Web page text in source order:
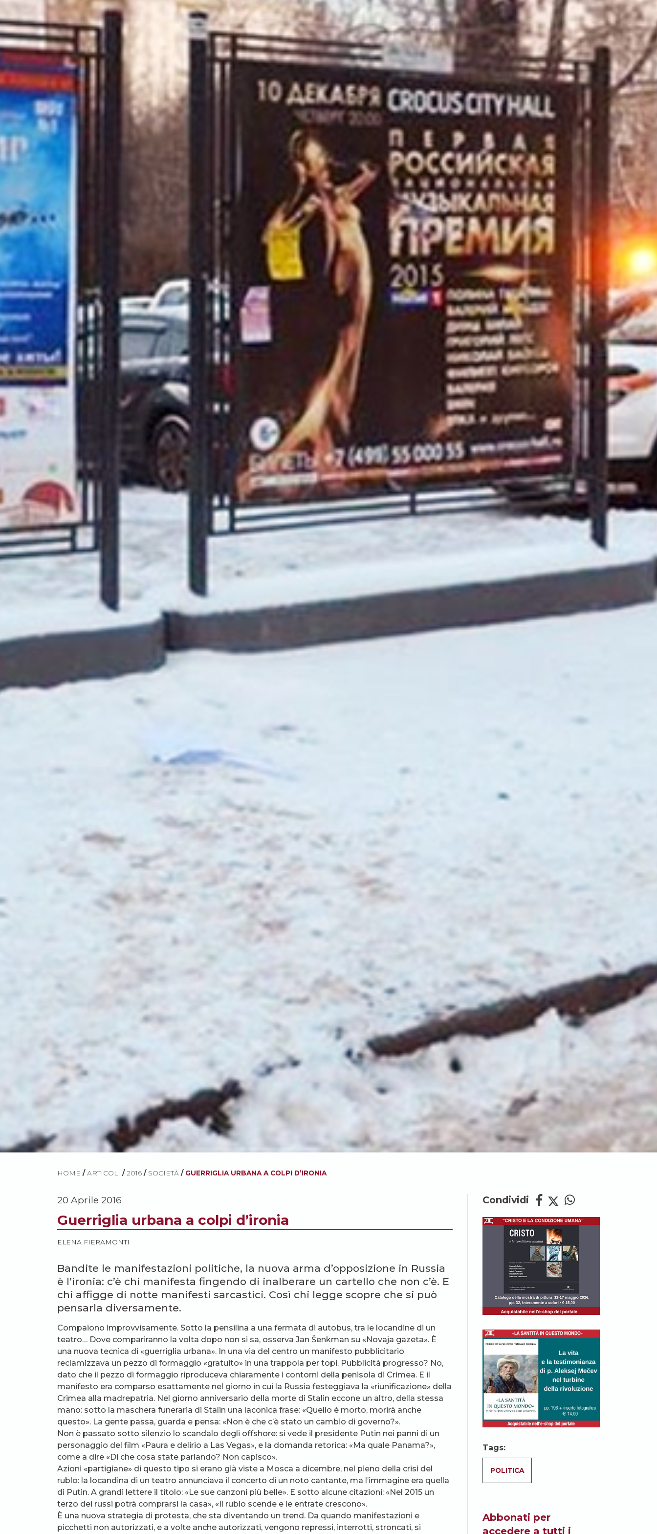
HOME / ARTICOLI / 2016 / SOCIETÀ / GUERRIGLIA URBANA A COLPI D’IRONIA
20 Aprile 2016
Guerriglia urbana a colpi d’ironia
ELENA FIERAMONTI
Bandite le manifestazioni politiche, la nuova arma d’opposizione in Russia
è l’ironia: c’è chi manifesta fingendo di inalberare un cartello che non c’è. E
chi affigge di notte manifesti sarcastici. Così chi legge scopre che si può
pensarla diversamente.
Compaiono improvvisamente. Sotto la pensilina a una fermata di autobus, tra le locandine di un
teatro… Dove compariranno la volta dopo non si sa, osserva Jan Šenkman su «Novaja gazeta». È
una nuova tecnica di «guerriglia urbana». In una via del centro un manifesto pubblicitario
reclamizzava un pezzo di formaggio «gratuito» in una trappola per topi. Pubblicità progresso? No,
dato che il pezzo di formaggio riproduceva chiaramente i contorni della penisola di Crimea. E il
manifesto era comparso esattamente nel giorno in cui la Russia festeggiava la «riunificazione» della
Crimea alla madrepatria. Nel giorno anniversario della morte di Stalin eccone un altro, della stessa
mano: sotto la maschera funeraria di Stalin una laconica frase: «Quello è morto, morirà anche
questo». La gente passa, guarda e pensa: «Non è che c’è stato un cambio di governo?».
Non è passato sotto silenzio lo scandalo degli offshore: si vede il presidente Putin nei panni di un
personaggio del film «Paura e delirio a Las Vegas», e la domanda retorica: «Ma quale Panama?»,
come a dire «Di che cosa state parlando? Non capisco».
Azioni «partigiane» di questo tipo si erano già viste a Mosca a dicembre, nel pieno della crisi del
rublo: la locandina di un teatro annunciava il concerto di un noto cantante, ma l’immagine era quella
di Putin. A grandi lettere il titolo: «Le sue canzoni più belle». E sotto alcune citazioni: «Nel 2015 un
terzo dei russi potrà comprarsi la casa», «Il rublo scende e le entrate crescono».
È una nuova strategia di protesta, che sta diventando un trend. Da quando manifestazioni e
picchetti non autorizzati, e a volte anche autorizzati, vengono repressi, interrotti, stroncati, si
Condividi
Tags:
POLITICA
Abbonati per
accedere a tutti i